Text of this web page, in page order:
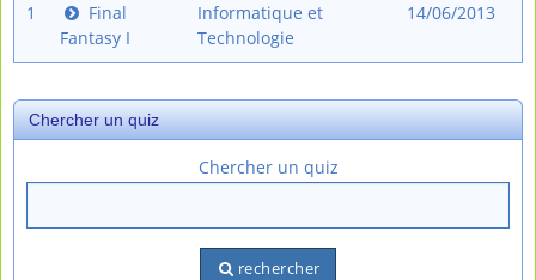
1
Final
Fantasy I
Informatique et
Technologie
14/06/2013
Chercher un quiz
Chercher un quiz
rechercher